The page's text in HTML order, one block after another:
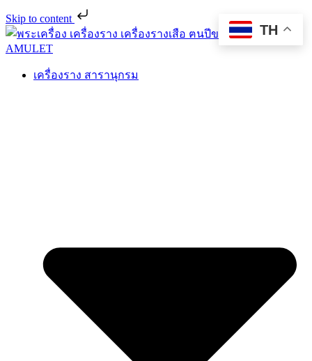
Skip to content
เครื่องราง สารานุกรม
TH